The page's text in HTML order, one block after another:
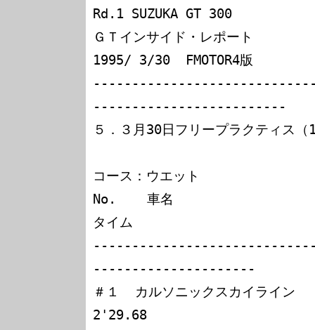
Rd.1 SUZUKA GT 300
ＧＴインサイド・レポート
1995/ 3/30  FMOTOR4版
-------------------------
５．３月30日フリープラクティス
コース：ウエット
No.    車名
タイム
---------------------
＃１  カルソニックスカイライ
2'29.68